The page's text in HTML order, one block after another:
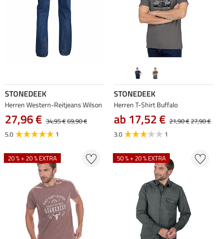
STONEDEEK
Herren Western-Reitjeans Wilson
27,96 € 34,95 €69,90 €
5.0
1
STONEDEEK
Herren T-Shirt Buffalo
ab 17,52 € 21,90 €27,90 €
3.0
1
20 % + 20 % EXTRA 50 % + 20 % EXTRA